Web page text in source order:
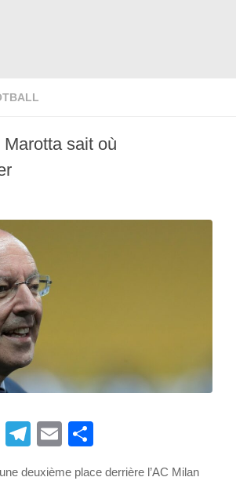
sait où
X Telegram
Email
deuxième place derrière l’AC Milan